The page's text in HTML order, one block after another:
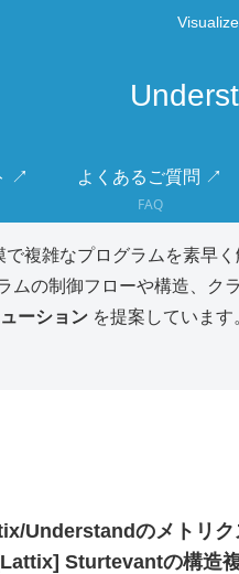
↗
よくあるご質問 ↗
FAQ
で複雑なプログラムを素早
の制御フローや構造、ク
ーション を提案していま
Understandのメトリク
Sturtevantの構造